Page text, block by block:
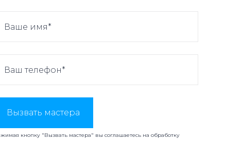
Вызвать мастера
кнопку "Вызвать мастера" вы соглашаетесь наобработку